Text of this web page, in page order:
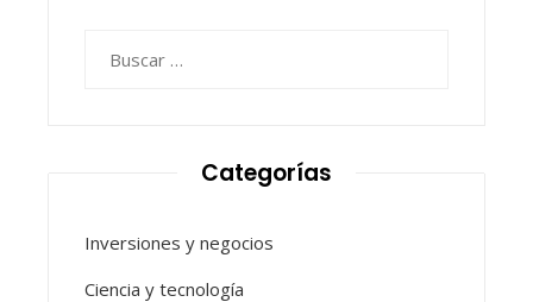
Categorías
Inversiones y negocios
Ciencia y tecnología